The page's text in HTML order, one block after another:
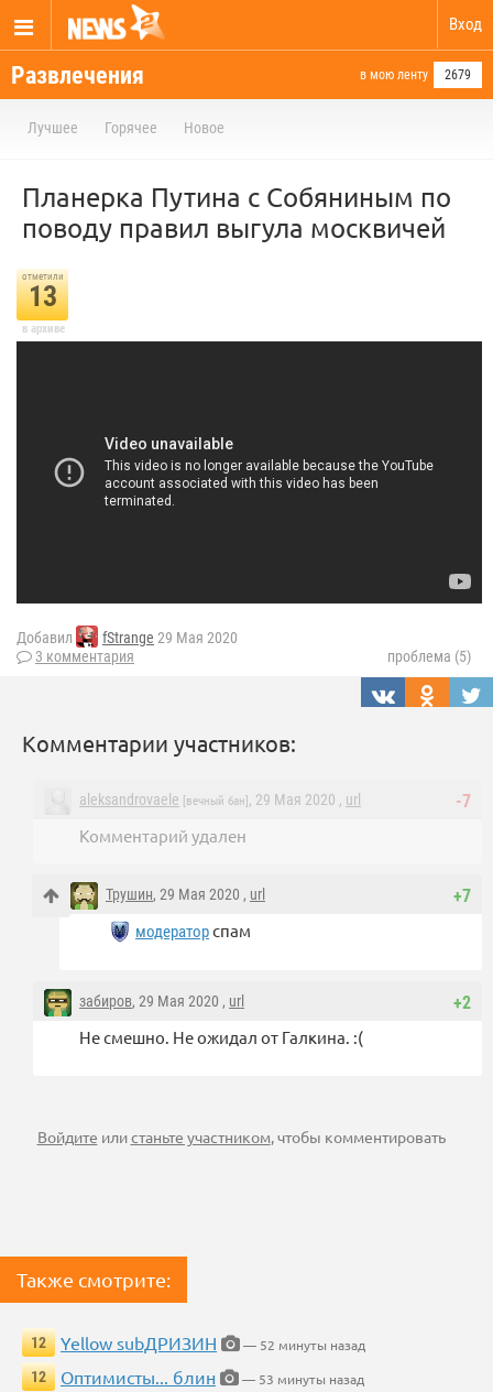
Вход
Развлечения в мою ленту 2679
Лучшее Горячее Новое
Планерка Путина с Собяниным по
поводу правил выгула москвичей
отметили
13
в архиве
Добавил fStrange 29 Мая 2020
3 комментария
проблема (5)
Комментарии участников:
-7
aleksandrovaele [вечный бан] , 29 Мая 2020 , url
Комментарий удален
+7
Трушин, 29 Мая 2020 , url
модераторспам
+2
забиров, 29 Мая 2020 , url
Не смешно. Не ожидал от Галкина. :(
Войдите илистаньте участником, чтобы комментировать
Также смотрите:
12 Yellow subДРИЗИН
— 52 минуты назад
12
Оптимисты... блин
— 53 минуты назад